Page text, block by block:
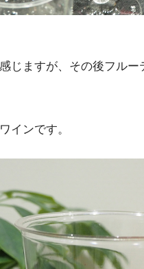
じますが、その後フルー
インです。